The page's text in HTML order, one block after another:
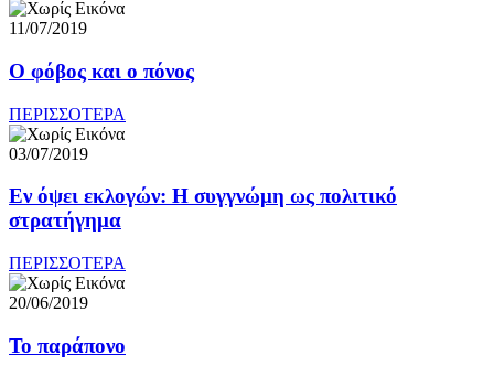
11/07/2019
O φόβος και ο πόνος
ΠΕΡΙΣΣΟΤΕΡΑ
03/07/2019
Εν όψει εκλογών: Η συγγνώμη ως πολιτικό
στρατήγημα
ΠΕΡΙΣΣΟΤΕΡΑ
20/06/2019
To παράπονο